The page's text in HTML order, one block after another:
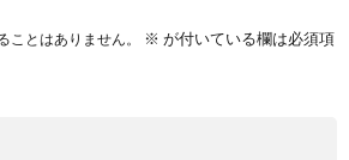
ことはありません。 ※ が付いている欄は必須項